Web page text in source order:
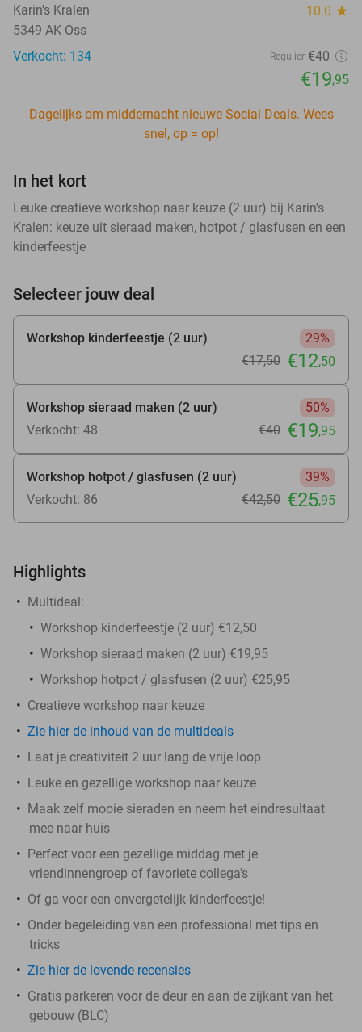
Karin's Kralen 10.0 star
5349 AK Oss
Verkocht: 134
Regulier €40
€19,95
Dagelijks om middernacht nieuwe Social Deals. Wees
snel, op = op!
In het kort
Leuke creatieve workshop naar keuze (2 uur) bij Karin's
Kralen: keuze uit sieraad maken, hotpot / glasfusen en een
kinderfeestje
Selecteer jouw deal
Workshop kinderfeestje (2 uur)
29%
€17,50 €12,50
Workshop sieraad maken (2 uur)
50%
Verkocht: 48
€40 €19,95
Workshop hotpot / glasfusen (2 uur)
39%
Verkocht: 86
€42,50 €25,95
Highlights
Multideal:
Workshop kinderfeestje (2 uur) €12,50
Workshop sieraad maken (2 uur) €19,95
Workshop hotpot / glasfusen (2 uur) €25,95
Creatieve workshop naar keuze
Zie hier de inhoud van de multideals
Laat je creativiteit 2 uur lang de vrije loop
Leuke en gezellige workshop naar keuze
Maak zelf mooie sieraden en neem het eindresultaat
mee naar huis
Perfect voor een gezellige middag met je
vriendinnengroep of favoriete collega's
Of ga voor een onvergetelijk kinderfeestje!
Onder begeleiding van een professional met tips en
tricks
Zie hier de lovende recensies
Gratis parkeren voor de deur en aan de zijkant van het
gebouw (BLC)